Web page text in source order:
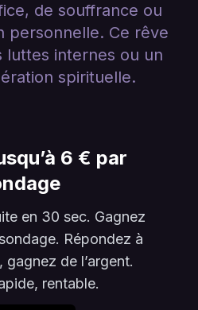
de souffrance ou
personnelle. Ce rêve
luttes internes ou un
spirituelle.
6 € par
en 30 sec. Gagnez
Répondez à
gagnez de l’argent.
rentable.